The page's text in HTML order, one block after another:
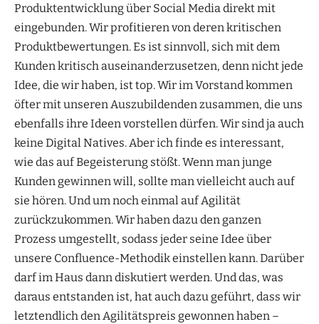
Produktentwicklung über Social Media direkt mit
eingebunden. Wir profitieren von deren kritischen
Produktbewertungen. Es ist sinnvoll, sich mit dem
Kunden kritisch auseinanderzusetzen, denn nicht jede
Idee, die wir haben, ist top. Wir im Vorstand kommen
öfter mit unseren Auszubildenden zusammen, die uns
ebenfalls ihre Ideen vorstellen dürfen. Wir sind ja auch
keine Digital Natives. Aber ich finde es interessant,
wie das auf Begeisterung stößt. Wenn man junge
Kunden gewinnen will, sollte man vielleicht auch auf
sie hören. Und um noch einmal auf Agilität
zurückzukommen. Wir haben dazu den ganzen
Prozess umgestellt, sodass jeder seine Idee über
unsere Confluence-Methodik einstellen kann. Darüber
darf im Haus dann diskutiert werden. Und das, was
daraus entstanden ist, hat auch dazu geführt, dass wir
letztendlich den Agilitätspreis gewonnen haben –